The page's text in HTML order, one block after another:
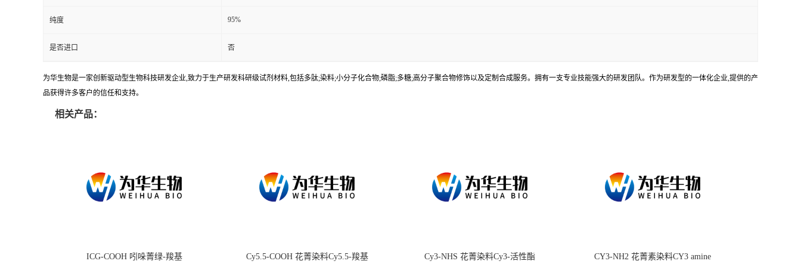
纯度 95%
是否进口 否
为华生物是一家创新驱动型生物科技研发企业,致力于生产研发科研级试剂材料,包括多肽;染料;小分子化合物;磷脂;多糖;高分子聚合物修饰以及定制合成服务。拥有一支专业技能强大的研发团队。作为研发型的一体化企业,提供的产
品获得许多客户的信任和支持。
相关产品：
ICG-COOH 吲哚菁绿-羧基 Cy5.5-COOH 花菁染料Cy5.5-羧基 Cy3-NHS 花菁染料Cy3-活性酯 CY3-NH2 花菁素染料CY3 amine